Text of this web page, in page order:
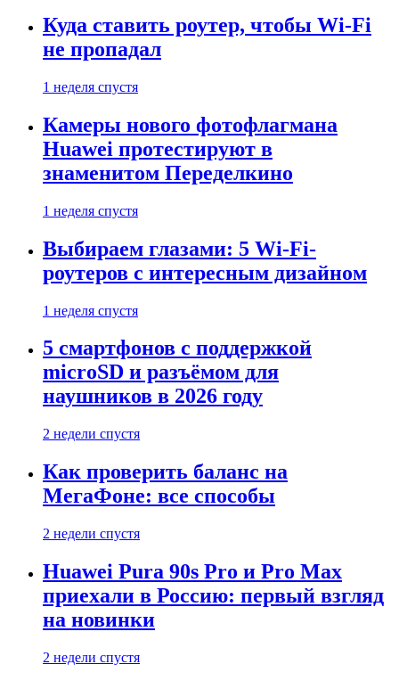
Куда ставить роутер, чтобы Wi-Fi
не пропадал
1 неделя спустя
Камеры нового фотофлагмана
Huawei протестируют в
знаменитом Переделкино
1 неделя спустя
Выбираем глазами: 5 Wi-Fi-
роутеров с интересным дизайном
1 неделя спустя
5 смартфонов с поддержкой
microSD и разъёмом для
наушников в 2026 году
2 недели спустя
Как проверить баланс на
МегаФоне: все способы
2 недели спустя
Huawei Pura 90s Pro и Pro Max
приехали в Россию: первый взгляд
на новинки
2 недели спустя